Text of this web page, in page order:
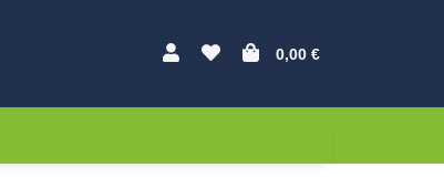
0,00 €